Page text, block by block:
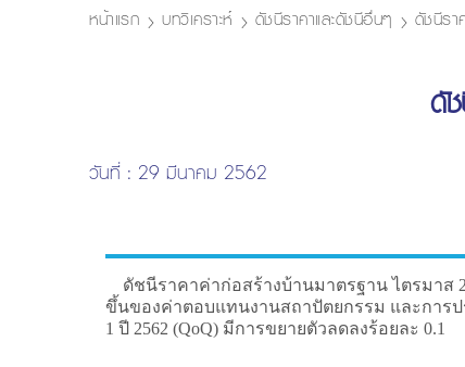
หน้าแรก บทวิเคราะห์ ดัชนีราคาและดัชนีอื่นๆ ดัชนีรา
ดั
วันที่ : 29 มีนาคม 2562
ดัชนีราคาค่าก่อสร้างบ้านมาตรฐาน ไตรมาส 2
ขึ้นของค่าตอบแทนงานสถาปัตยกรรม และการ
1 ปี 2562 (QoQ) มีการขยายตัวลดลงร้อยละ 0.1